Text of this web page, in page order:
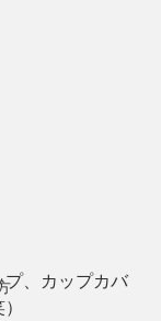
、カップカバ